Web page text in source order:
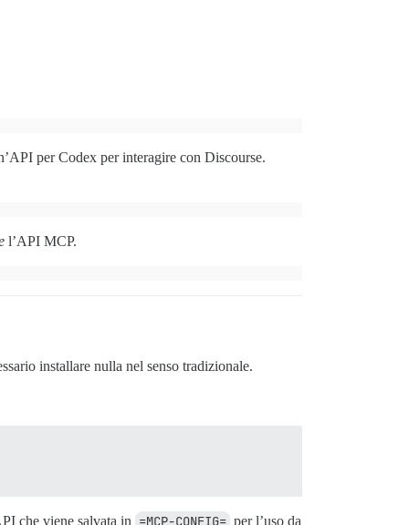
per Codex per interagire con Discourse.
l’API MCP.
installare nulla nel senso tradizionale.
che viene salvata in =MCP-CONFIG= per l’uso da